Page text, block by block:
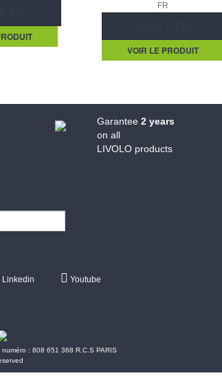
FR
VOIR LE PRODUIT
Garantee2 years
on all
LIVOLO products
Linkedin Youtube
: 808 651 368 R.C.S PARIS